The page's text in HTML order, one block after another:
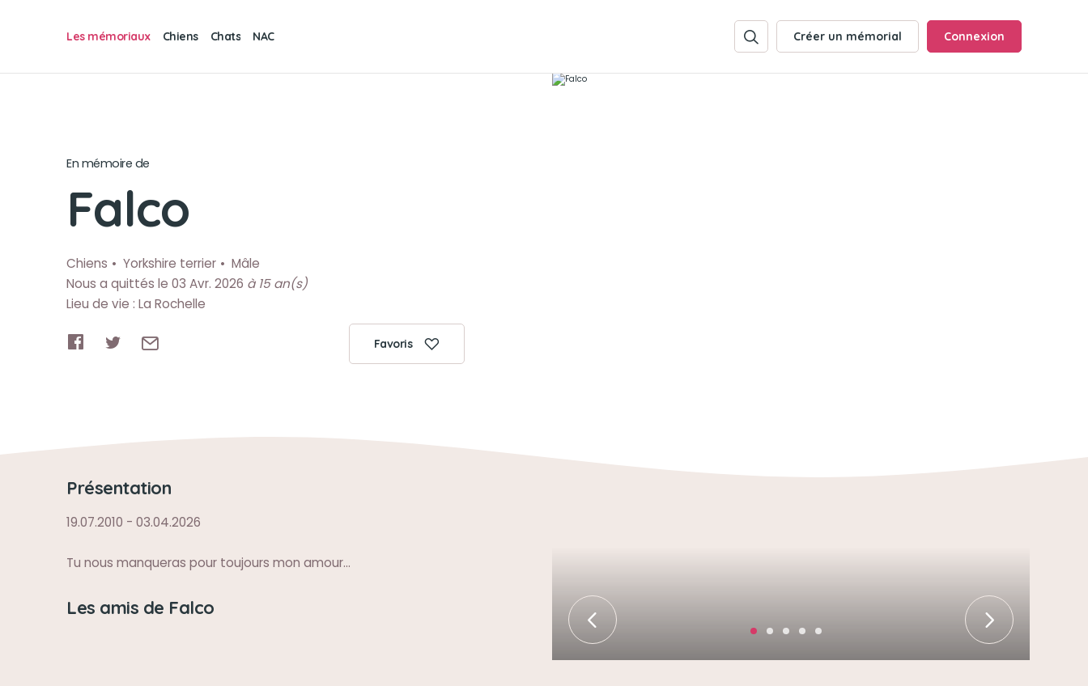
Les mémoriaux Chiens Chats NAC Créer un mémorial Connexion
En mémoire de
Falco
Chiens Yorkshire terrier
Mâle
Nous a quittés le 03 Avr. 2026 à 15 an(s)
Lieu de vie : La Rochelle
Favoris
Présentation
19.07.2010 - 03.04.2026
Tu nous manqueras pour toujours mon amour...
Les amis de Falco